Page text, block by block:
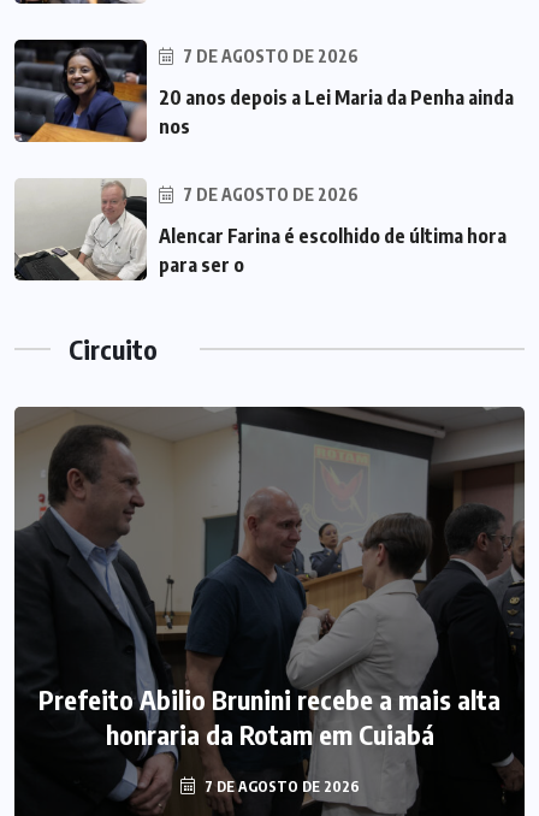
7 DE AGOSTO DE 2026
20 anos depois a Lei Maria da Penha ainda
nos
7 DE AGOSTO DE 2026
Alencar Farina é escolhido de última hora
para ser o
Circuito
Prefeito Abilio Brunini recebe a mais alta
honraria da Rotam em Cuiabá
7 DE AGOSTO DE 2026